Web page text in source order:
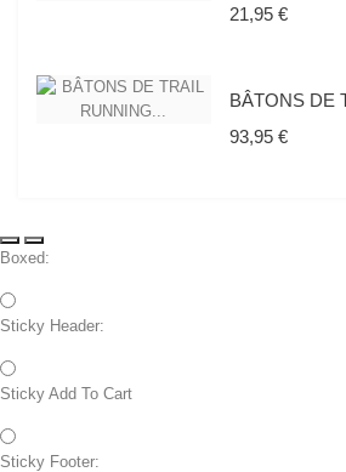
21,95 €Prix
BÂTONS DE
93,95 €Prix
Boxed:
Sticky Header:
Sticky Add To Cart
Sticky Footer: